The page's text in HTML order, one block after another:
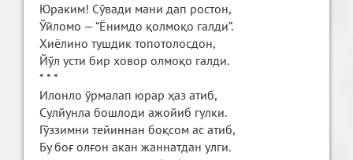
Юраким! Сўвади мани дап ростон,
Ўйломо — “Ёнимдо қолмоқо галди”.
Хиёлино тушдик топотолосдон,
Йўл усти бир ховор олмоқо галди.
* * *
Илонло ўрмалап юрар ҳаз атиб,
Сулйунла бошлоди ажойиб гулки.
Гўззимни тейиннан боқсом ас атиб,
Бу боғ олғон акан жаннатдан улги.